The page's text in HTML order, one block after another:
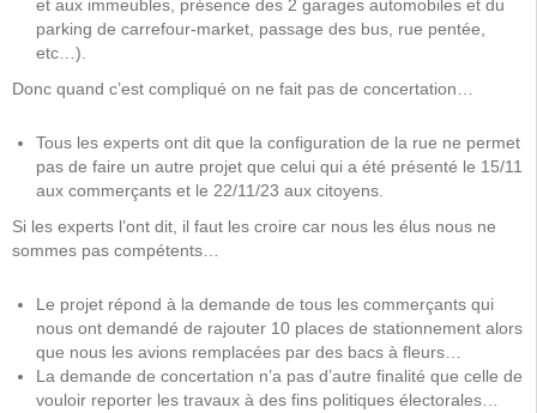
et aux immeubles, présence des 2 garages automobiles et du
parking de carrefour-market, passage des bus, rue pentée,
etc…).
Donc quand c’est compliqué on ne fait pas de concertation…
Tous les experts ont dit que la configuration de la rue ne permet
pas de faire un autre projet que celui qui a été présenté le 15/11
aux commerçants et le 22/11/23 aux citoyens.
Si les experts l’ont dit, il faut les croire car nous les élus nous ne
sommes pas compétents…
Le projet répond à la demande de tous les commerçants qui
nous ont demandé de rajouter 10 places de stationnement alors
que nous les avions remplacées par des bacs à fleurs…
La demande de concertation n’a pas d’autre finalité que celle de
vouloir reporter les travaux à des fins politiques électorales…